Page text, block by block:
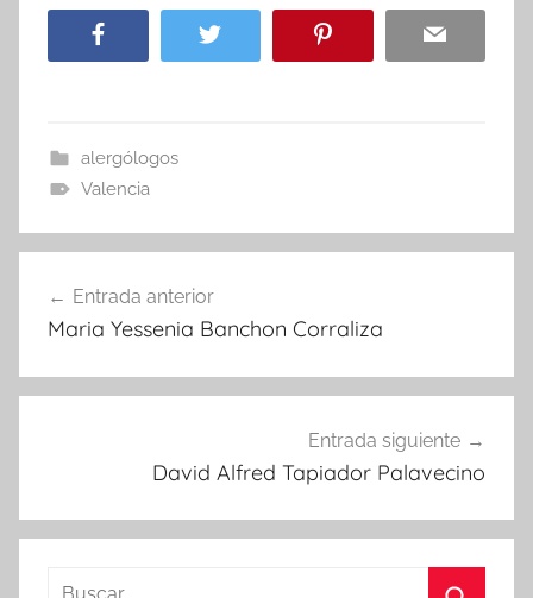
alergólogos
Valencia
de
Entrada anterior
Maria Yessenia Banchon Corraliza
Entrada siguiente
David Alfred Tapiador Palavecino
Buscar: